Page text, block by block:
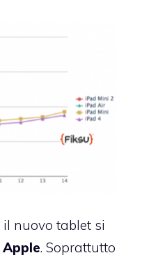
il nuovo tablet si
Apple. Soprattutto